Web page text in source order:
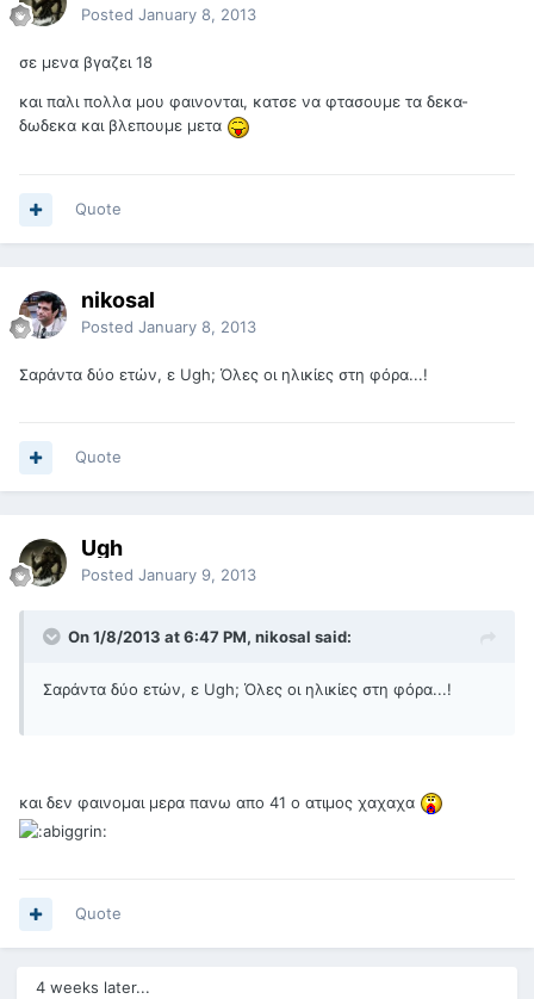
Posted January 8, 2013
σε μενα βγαζει 18
και παλι πολλα μου φαινονται, κατσε να φτασουμε τα δεκα-
δωδεκα και βλεπουμε μετα
Quote
nikosal
Posted January 8, 2013
Σαράντα δύο ετών, ε Ugh; Όλες οι ηλικίες στη φόρα...!
Quote
Ugh
Posted January 9, 2013
On 1/8/2013 at 6:47 PM, nikosal said:
Σαράντα δύο ετών, ε Ugh; Όλες οι ηλικίες στη φόρα...!
και δεν φαινομαι μερα πανω απο 41 ο ατιμος χαχαχα
Quote
4 weeks later...